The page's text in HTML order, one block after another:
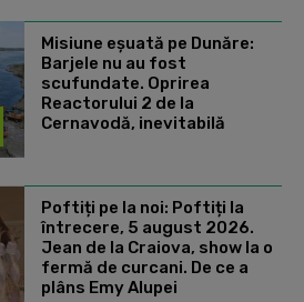
Misiune eșuată pe Dunăre:
Barjele nu au fost
scufundate. Oprirea
Reactorului 2 de la
Cernavodă, inevitabilă
Poftiți pe la noi: Poftiți la
întrecere, 5 august 2026.
Jean de la Craiova, show la o
fermă de curcani. De ce a
plâns Emy Alupei